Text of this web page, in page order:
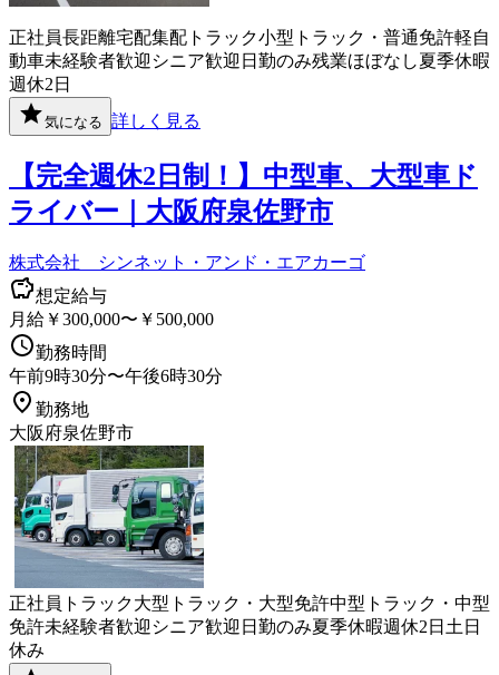
正社員長距離宅配集配 トラック小型トラック・普通免許軽自
動車未経験者歓迎 シニア歓迎 日勤のみ残業ほぼなし夏季休暇
週休2日
気になる 詳しく見る
【完全週休2日制！】中型車、大型車ド
ライバー｜大阪府泉佐野市
株式会社 シンネット・アンド・エアカーゴ
想定給与
月給￥300,000〜￥500,000
勤務時間
午前9時30分〜午後6時30分
勤務地
大阪府泉佐野市
正社員 トラック大型トラック・大型免許中型トラック・中型
免許未経験者歓迎 シニア歓迎 日勤のみ夏季休暇週休2日 土日
休み